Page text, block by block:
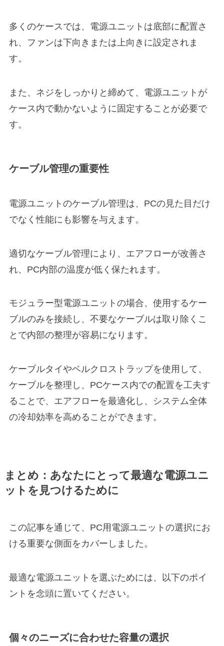
多くのケースでは、電源ユニットは底部に配置さ
れ、ファンは下向きまたは上向きに設定されま
す。
また、ネジをしっかりと締めて、電源ユニットが
ケース内で動かないように固定することが必要で
す。
ケーブル管理の重要性
電源ユニットのケーブル管理は、PCの見た目だけ
でなく性能にも影響を与えます。
適切なケーブル管理により、エアフローが改善さ
れ、PC内部の温度が低く保たれます。
モジュラー型電源ユニットの場合、使用するケー
ブルのみを接続し、不要なケーブルは取り除くこ
とで内部の整理が容易になります。
ケーブルタイやベルクロストラップを使用して、
ケーブルを整理し、PCケース内での配置を工夫す
ることで、エアフローを最適化し、システム全体
の冷却効率を高めることができます。
まとめ：あなたにとって最適な電源ユニ
ットを見つけるために
この記事を通じて、PC用電源ユニットの選択にお
ける重要な側面をカバーしました。
最適な電源ユニットを選ぶためには、以下のポイ
ントを念頭に置いてください。
個々のニーズに合わせた容量の選択